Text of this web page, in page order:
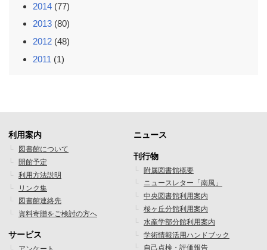
2014 (77)
2013 (80)
2012 (48)
2011 (1)
フ
ッ
タ
ー
メ
利用案内
図書館について
開館予定
利用方法説明
リンク集
図書館連絡先
資料寄贈をご検討の方へ
サービス
フ
ッ
タ
ー
メ
ニュース
刊行物
附属図書館概要
ニュースレター「南風」
中央図書館利用案内
桜ヶ丘分館利用案内
水産学部分館利用案内
学術情報活用ハンドブック
自己点検・評価報告